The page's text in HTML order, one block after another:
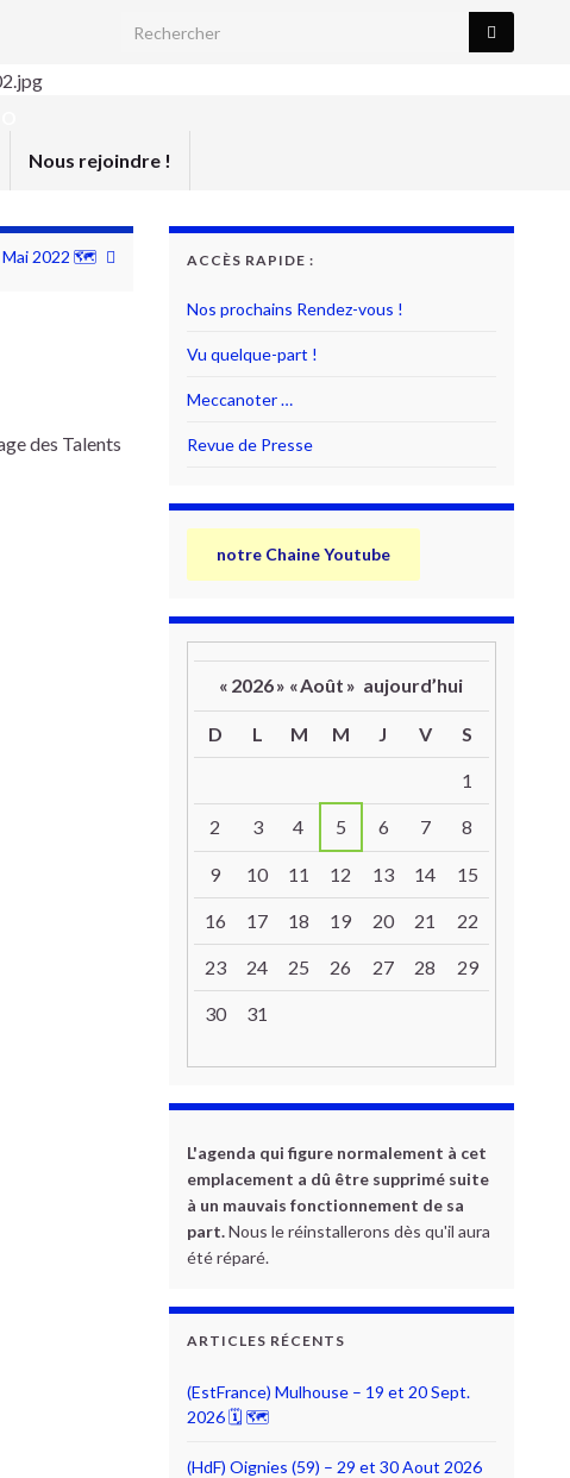
Search for:
Nous rejoindre !
Mai 2022 🗺
des Talents
ACCÈS RAPIDE :
Nos prochains Rendez-vous !
Vu quelque-part !
Meccanoter …
Revue de Presse
notre Chaine Youtube
« 2026» «Août » aujourd’hui
D L M M J V S
1
2 3 4 5 6 7 8
9 10 11 12 13 14 15
16 17 18 19 20 21 22
23 24 25 26 27 28 29
30 31
L'agenda qui figure normalement à cet
emplacement a dû être supprimé suite
à un mauvais fonctionnement de sa
part.Nous le réinstallerons dès qu'il aura
été réparé.
ARTICLES RÉCENTS
(EstFrance) Mulhouse – 19 et 20 Sept.
2026 🗓 🗺
(HdF) Oignies (59) – 29 et 30 Aout 2026